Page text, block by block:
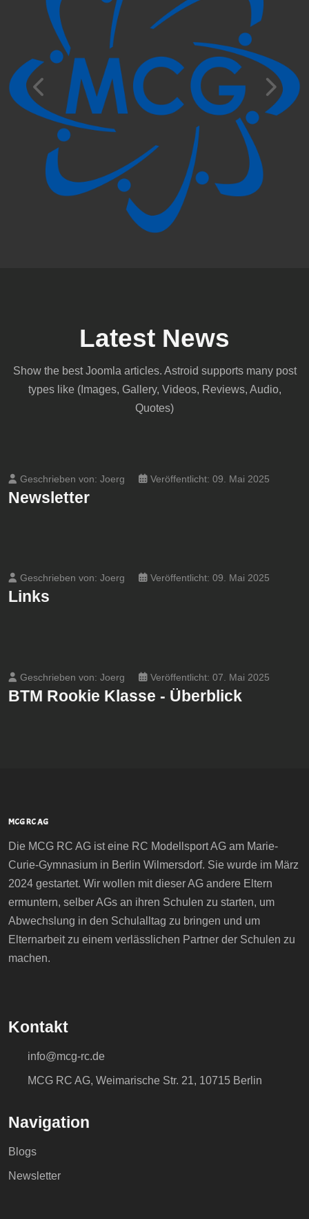
Latest News
Show the best Joomla articles. Astroid supports many post
types like (Images, Gallery, Videos, Reviews, Audio,
Quotes)
Geschrieben von: Joerg Veröffentlicht: 09. Mai 2025
Newsletter
Geschrieben von: Joerg Veröffentlicht: 09. Mai 2025
Links
Geschrieben von: Joerg Veröffentlicht: 07. Mai 2025
BTM Rookie Klasse - Überblick
MCG RC AG
Die MCG RC AG ist eine RC Modellsport AG am Marie-
Curie-Gymnasium in Berlin Wilmersdorf. Sie wurde im März
2024 gestartet. Wir wollen mit dieser AG andere Eltern
ermuntern, selber AGs an ihren Schulen zu starten, um
Abwechslung in den Schulalltag zu bringen und um
Elternarbeit zu einem verlässlichen Partner der Schulen zu
machen.
Kontakt
info@mcg-rc.de
MCG RC AG, Weimarische Str. 21, 10715 Berlin
Navigation
Blogs
Newsletter